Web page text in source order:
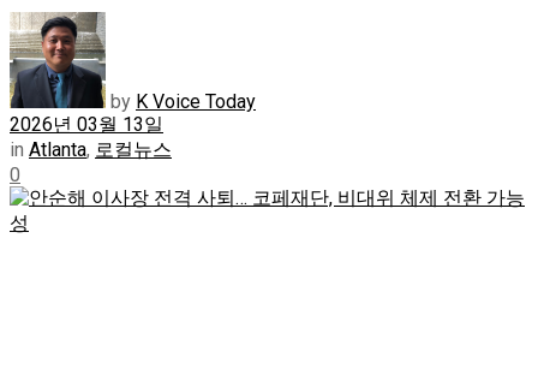
by K Voice Today
2026년 03월 13일
in Atlanta, 로컬뉴스
0